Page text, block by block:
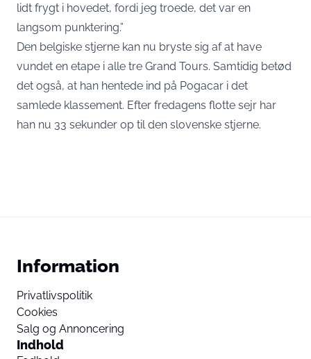
lidt frygt i hovedet, fordi jeg troede, det var en
langsom punktering.”
Den belgiske stjerne kan nu bryste sig af at have
vundet en etape i alle tre Grand Tours. Samtidig betød
det også, at han hentede ind på Pogacar i det
samlede klassement. Efter fredagens flotte sejr har
han nu 33 sekunder op til den slovenske stjerne.
Information
Privatlivspolitik
Cookies
Salg og Annoncering
Indhold